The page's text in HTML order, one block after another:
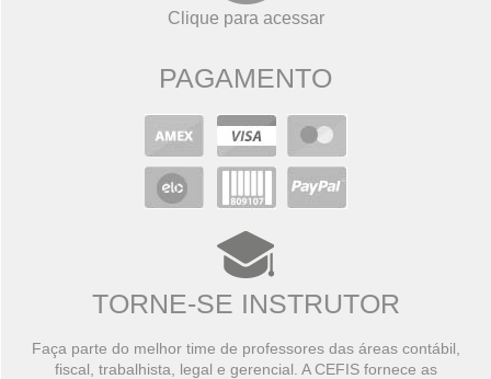
Clique para acessar
PAGAMENTO
TORNE-SE INSTRUTOR
Faça parte do melhor time de professores das áreas contábil,
fiscal, trabalhista, legal e gerencial. A CEFIS fornece as